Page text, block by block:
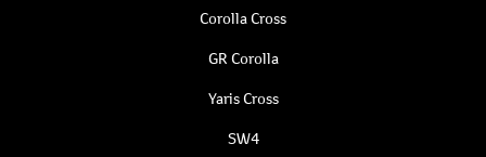
Corolla Cross
GR Corolla
Yaris Cross
SW4